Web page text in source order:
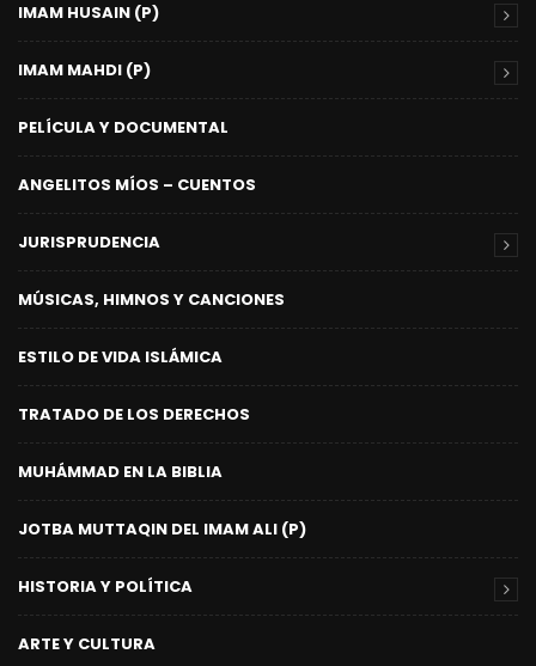
IMAM HUSAIN (P)
IMAM MAHDI (P)
PELÍCULA Y DOCUMENTAL
ANGELITOS MÍOS – CUENTOS
JURISPRUDENCIA
MÚSICAS, HIMNOS Y CANCIONES
ESTILO DE VIDA ISLÁMICA
TRATADO DE LOS DERECHOS
MUHÁMMAD EN LA BIBLIA
JOTBA MUTTAQIN DEL IMAM ALI (P)
HISTORIA Y POLÍTICA
ARTE Y CULTURA